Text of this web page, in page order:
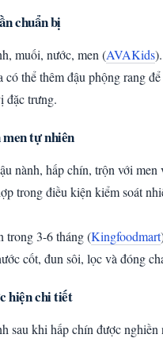
chuẩn bị
muối, nước, men (AVAKids).
có thể thêm đậu phộng rang
đặc trưng.
tự nhiên
nành, hấp chín, trộn với men
trong điều kiện kiểm soát
trong 3-6 tháng (Kingfoodmart
cốt, đun sôi, lọc và đóng
hiện chi tiết
sau khi hấp chín được nghiền